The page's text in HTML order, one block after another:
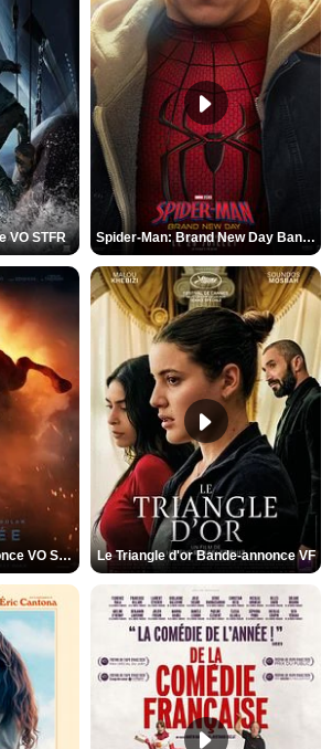
VO STFR Spider-Man: Brand New Day Bande-annonce VO STFR
L'Odyssée Bande-annonce VO STFR Le Triangle d'or Bande-annonce VF